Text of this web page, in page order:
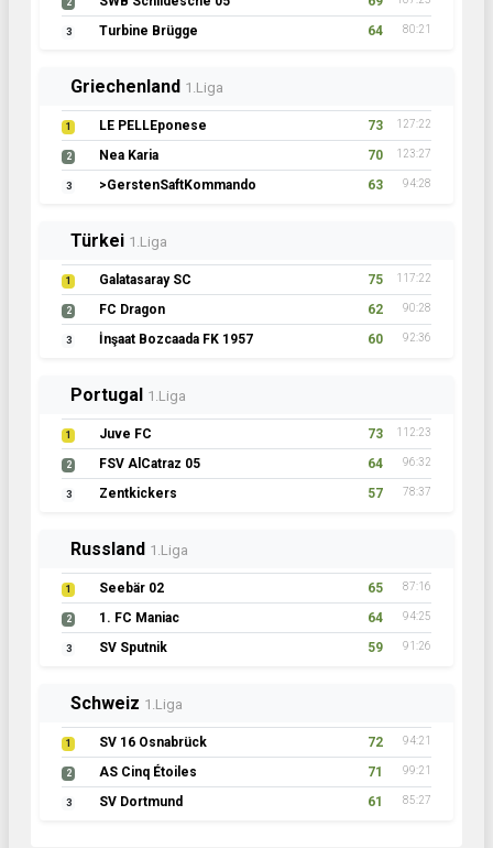
2
3 Turbine Brügge 64 80:21
Griechenland 1.Liga
1 LE PELLEponese 73 127:22
2 Nea Karia 70 123:27
3 >GerstenSaftKommando 63 94:28
Türkei 1.Liga
1 Galatasaray SC 75 117:22
2 FC Dragon 62 90:28
3 İnşaat Bozcaada FK 1957 60 92:36
Portugal 1.Liga
1 Juve FC 73 112:23
2 FSV AlCatraz 05 64 96:32
3 Zentkickers 57 78:37
Russland 1.Liga
1 Seebär 02 65 87:16
2 1. FC Maniac 64 94:25
3 SV Sputnik 59 91:26
Schweiz 1.Liga
1 SV 16 Osnabrück 72 94:21
2 AS Cinq Étoiles 71 99:21
3 SV Dortmund 61 85:27